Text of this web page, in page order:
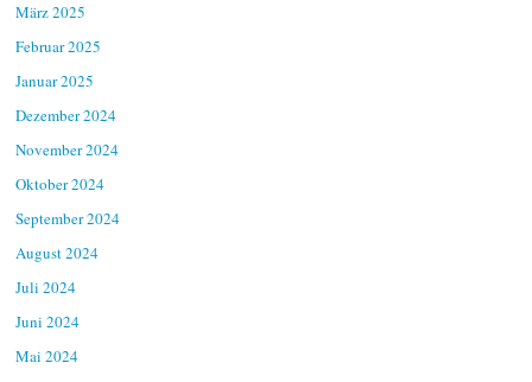
März 2025
Februar 2025
Januar 2025
Dezember 2024
November 2024
Oktober 2024
September 2024
August 2024
Juli 2024
Juni 2024
Mai 2024